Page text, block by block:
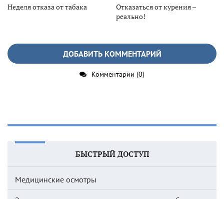
Неделя отказа от табака
Отказаться от курения –
реально!
ДОБАВИТЬ КОММЕНТАРИЙ
Комментарии (0)
БЫСТРЫЙ ДОСТУП
Медицинские осмотры